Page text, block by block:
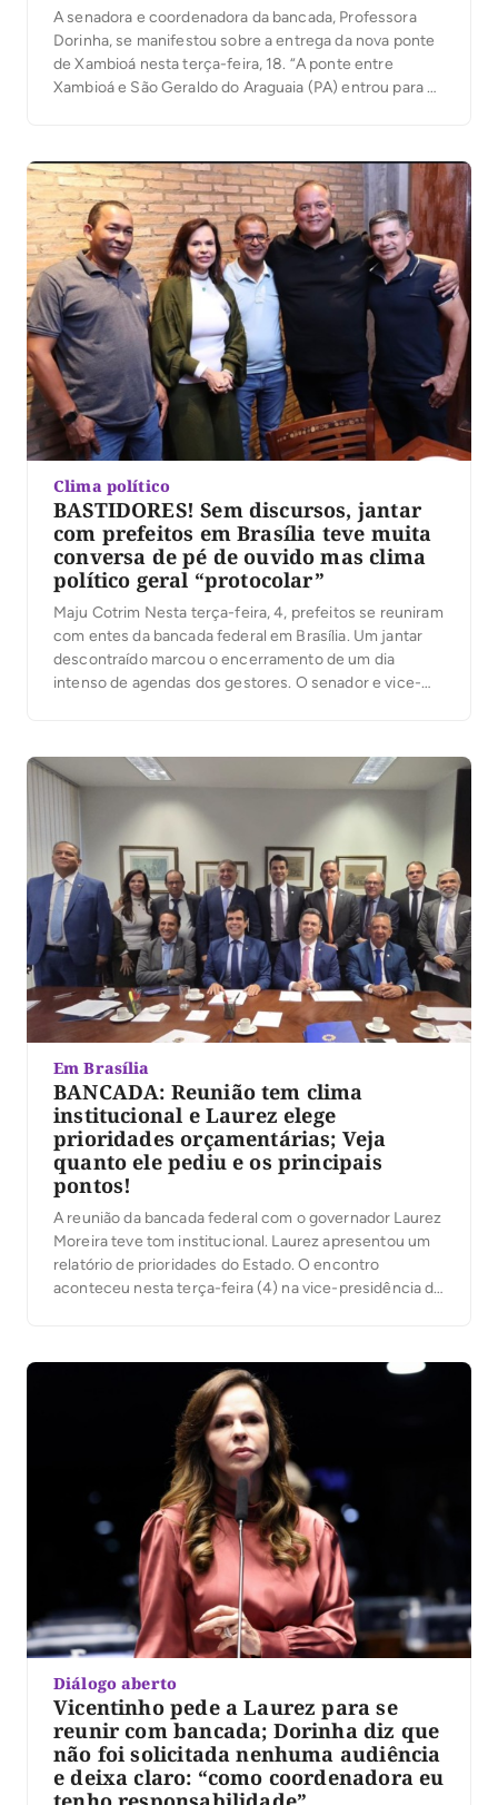
A senadora e coordenadora da bancada, Professora
Dorinha, se manifestou sobre a entrega da nova ponte
de Xambioá nesta terça-feira, 18. “A ponte entre
Xambioá e São Geraldo do Araguaia (PA) entrou para a
transforma a mobilidade […]
Clima político
BASTIDORES! Sem discursos, jantar
com prefeitos em Brasília teve muita
conversa de pé de ouvido mas clima
político geral “protocolar”
Maju Cotrim Nesta terça-feira, 4, prefeitos se reuniram
com entes da bancada federal em Brasília. Um jantar
descontraído marcou o encerramento de um dia
intenso de agendas dos gestores. O senador e vice-
forças em prol do desenvolvimento dos municípios […]
Em Brasília
BANCADA: Reunião tem clima
institucional e Laurez elege
prioridades orçamentárias; Veja
quanto ele pediu e os principais
pontos!
A reunião da bancada federal com o governador Laurez
Moreira teve tom institucional. Laurez apresentou um
relatório de prioridades do Estado. O encontro
aconteceu nesta terça-feira (4) na vice-presidência do
e R$ 200 milhões para a […]
Diálogo aberto
Vicentinho pede a Laurez para se
reunir com bancada; Dorinha diz que
não foi solicitada nenhuma audiência
e deixa claro: “como coordenadora eu